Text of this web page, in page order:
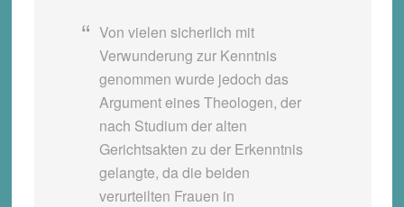
Von vielen sicherlich mit
Verwunderung zur Kenntnis
genommen wurde jedoch das
Argument eines Theologen, der
nach Studium der alten
Gerichtsakten zu der Erkenntnis
gelangte, da die beiden
verurteilten Frauen in